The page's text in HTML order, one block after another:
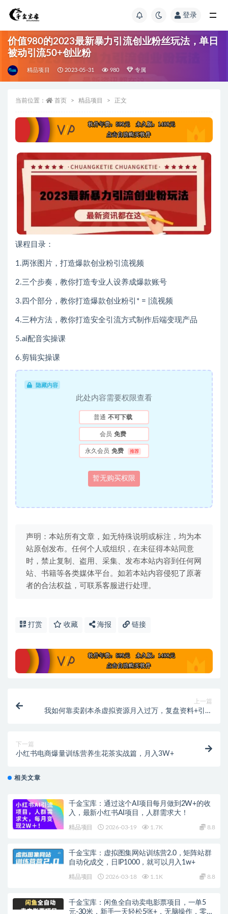
登录
价值980的2023最新暴力引流创业粉丝玩法，单日
被动引流50+创业粉
精品项目 2023-05-31 980 专属
当前位置： 首页 精品项目 正文
课程目录：
1.两张图片，打造爆款创业粉引流视频
2.三个步奏，教你打造专业人设养成爆款账号
3.四个部分，教你打造爆款创业粉引 * = | 流视频
4.三种方法，教你打造安全引流方式制作后端变现产品
5.ai配音实操课
6.剪辑实操课
隐藏内容
此处内容需要权限查看
普通 不可下载
会员 免费
永久会员 免费 推荐
暂无购买权限
声明：本站所有文章，如无特殊说明或标注，均为本
站原创发布。任何个人或组织，在未征得本站同意
时，禁止复制、盗用、采集、发布本站内容到任何网
站、书籍等各类媒体平台。如若本站内容侵犯了原著
者的合法权益，可联系客服进行处理。
打赏 收藏 海报 链接
上一篇
我如何靠卖剧本杀虚拟资源月入过万，复盘资料+引流
下一篇
小红书电商爆量训练营养生花茶实战篇，月入3W+
相关文章
千金宝库：通过这个AI项目每月做到2W+的收
入，最新小红书AI项目，人群需求大！
精品项目 2026-03-19 1.7K 8.8
千金宝库：虚拟图集网站训练营2.0，矩阵站群
自动化成交，日IP1000，就可以月入1w+
精品项目 2026-03-18 1.1K 8.8
千金宝库：闲鱼全自动卖电影票项目，一单5
元-30米，新手一天轻松5张+，无脑操作，零投